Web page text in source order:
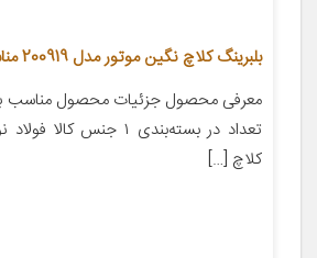
بلبرینگ کلاچ نگین موتور مدل 200919 مناسب برای 405
تعداد در بسته‌بندی ۱ جنس
کلاچ […]